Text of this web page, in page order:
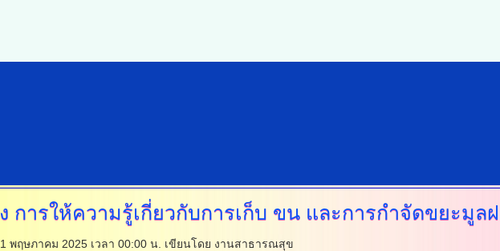
การให้ความรู้เกี่ยวกับการเก็บ ขน และการกำจัดขยะมูล
พฤษภาคม 2025 เวลา 00:00 น. เขียนโดย งานสาธารณสุข